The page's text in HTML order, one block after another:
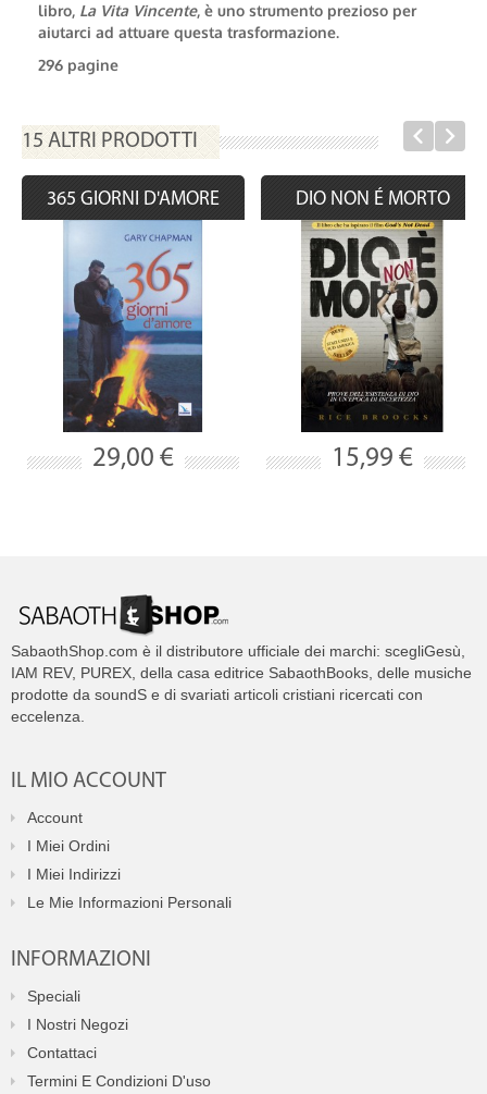
libro, La Vita Vincente, è uno strumento prezioso per
aiutarci ad attuare questa trasformazione.
296 pagine
15 ALTRI PRODOTTI
365 GIORNI D'AMORE
29,00 €
DIO NON É MORTO
15,99 €
SabaothShop.com è il distributore ufficiale dei marchi: scegliGesù,
IAM REV, PUREX, della casa editrice SabaothBooks, delle musiche
prodotte da soundS e di svariati articoli cristiani ricercati con
eccelenza.
IL MIO ACCOUNT
Account
I Miei Ordini
I Miei Indirizzi
Le Mie Informazioni Personali
INFORMAZIONI
Speciali
I Nostri Negozi
Contattaci
Termini E Condizioni D'uso